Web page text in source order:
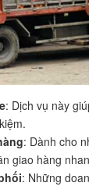
: Dịch vụ này
: Dành cho
giao hàng
: Những